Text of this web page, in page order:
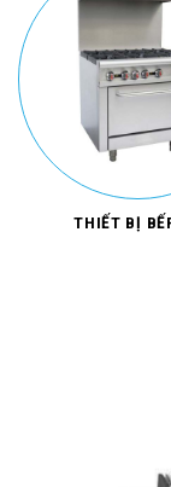
THIẾT BỊ